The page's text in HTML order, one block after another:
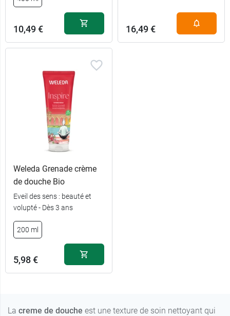
10,49 € 16,49 €
Weleda Grenade crème
de douche Bio
Eveil des sens : beauté et
volupté - Dès 3 ans
200 ml
5,98 €
La creme de douche est une texture de soin nettoyant qui